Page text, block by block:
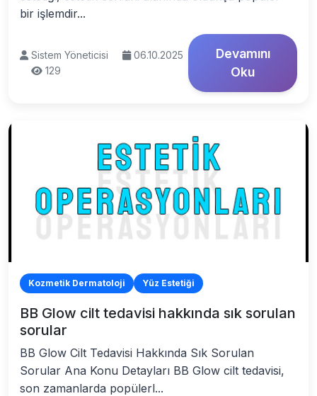
bir işlemdir...
Sistem Yöneticisi
06.10.2025
129
Devamını
Oku
Kozmetik Dermatoloji Yüz Estetiği
BB Glow cilt tedavisi hakkında sık sorulan
sorular
BB Glow Cilt Tedavisi Hakkında Sık Sorulan
Sorular Ana Konu Detayları BB Glow cilt tedavisi,
son zamanlarda popülerl...